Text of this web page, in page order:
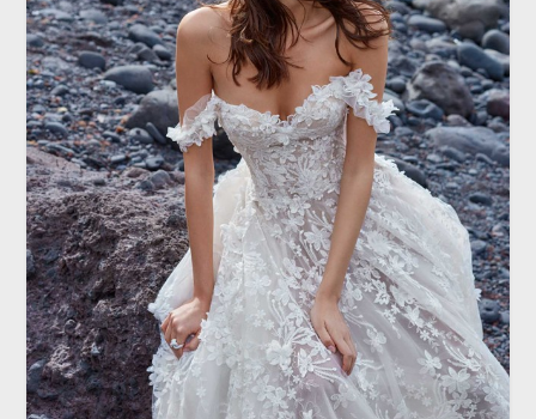
ШОУРУМ
Выбор невесты: платья от лучших
свадебных салонов в Москве